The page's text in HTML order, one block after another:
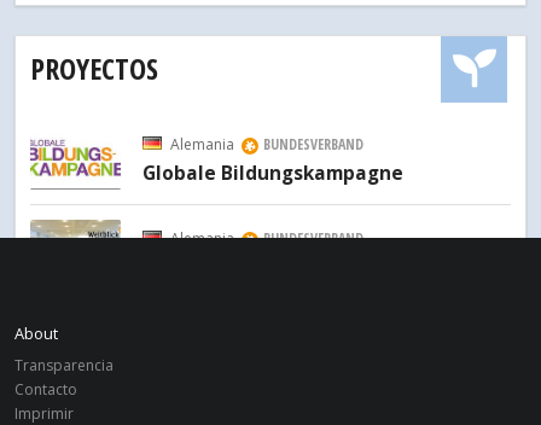
PROYECTOS
Alemania BUNDESVERBAND
Globale Bildungskampagne
Alemania BUNDESVERBAND
About
Transparencia
Contacto
Imprimir